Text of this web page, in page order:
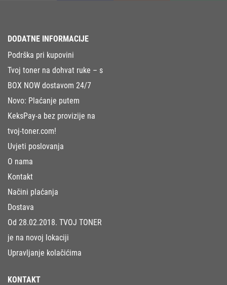
DODATNE INFORMACIJE
Podrška pri kupovini
Tvoj toner na dohvat ruke – s
BOX NOW dostavom 24/7
Novo: Plaćanje putem
KeksPay-a bez provizije na
tvoj-toner.com!
Uvjeti poslovanja
O nama
Kontakt
Načini plaćanja
Dostava
Od 28.02.2018. TVOJ TONER
je na novoj lokaciji
Upravljanje kolačićima
KONTAKT